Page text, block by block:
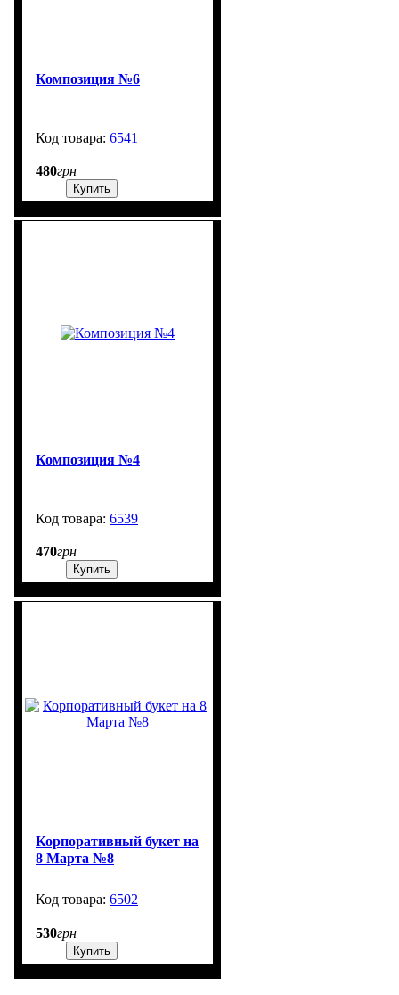
Композиция №6
6541
480грн
Купить
Композиция №4
6539
470грн
Купить
Корпоративный букет на
8 Марта №8
6502
530грн
Купить